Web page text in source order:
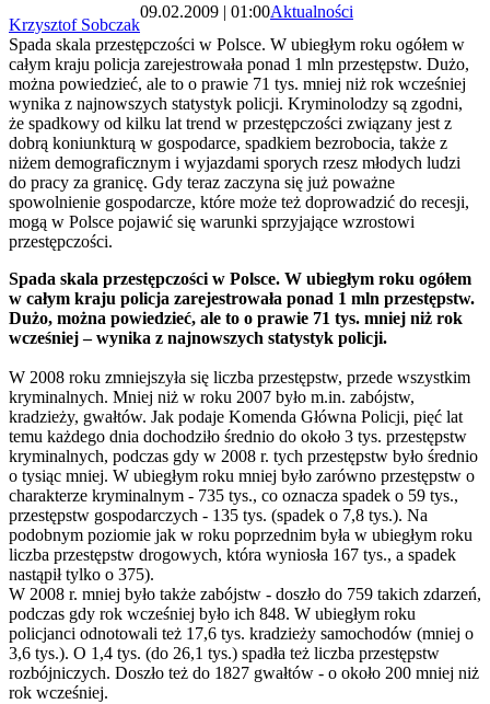
Krzysztof Sobczak
09.02.2009 | 01:00Aktualności
Spada skala przestępczości w Polsce. W ubiegłym roku ogółem w
całym kraju policja zarejestrowała ponad 1 mln przestępstw. Dużo,
można powiedzieć, ale to o prawie 71 tys. mniej niż rok wcześniej
wynika z najnowszych statystyk policji. Kryminolodzy są zgodni,
że spadkowy od kilku lat trend w przestępczości związany jest z
dobrą koniunkturą w gospodarce, spadkiem bezrobocia, także z
niżem demograficznym i wyjazdami sporych rzesz młodych ludzi
do pracy za granicę. Gdy teraz zaczyna się już poważne
spowolnienie gospodarcze, które może też doprowadzić do recesji,
mogą w Polsce pojawić się warunki sprzyjające wzrostowi
przestępczości.
Spada skala przestępczości w Polsce. W ubiegłym roku ogółem
w całym kraju policja zarejestrowała ponad 1 mln przestępstw.
Dużo, można powiedzieć, ale to o prawie 71 tys. mniej niż rok
wcześniej – wynika z najnowszych statystyk policji.
W 2008 roku zmniejszyła się liczba przestępstw, przede wszystkim
kryminalnych. Mniej niż w roku 2007 było m.in. zabójstw,
kradzieży, gwałtów. Jak podaje Komenda Główna Policji, pięć lat
temu każdego dnia dochodziło średnio do około 3 tys. przestępstw
kryminalnych, podczas gdy w 2008 r. tych przestępstw było średnio
o tysiąc mniej. W ubiegłym roku mniej było zarówno przestępstw o
charakterze kryminalnym - 735 tys., co oznacza spadek o 59 tys.,
przestępstw gospodarczych - 135 tys. (spadek o 7,8 tys.). Na
podobnym poziomie jak w roku poprzednim była w ubiegłym roku
liczba przestępstw drogowych, która wyniosła 167 tys., a spadek
nastąpił tylko o 375).
W 2008 r. mniej było także zabójstw - doszło do 759 takich zdarzeń,
podczas gdy rok wcześniej było ich 848. W ubiegłym roku
policjanci odnotowali też 17,6 tys. kradzieży samochodów (mniej o
3,6 tys.). O 1,4 tys. (do 26,1 tys.) spadła też liczba przestępstw
rozbójniczych. Doszło też do 1827 gwałtów - o około 200 mniej niż
rok wcześniej.